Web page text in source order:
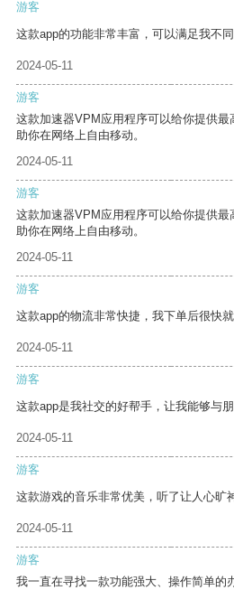
游客
这款app的功能非常丰富，可以满足我不同
2024-05-11
游客
这款加速器VPM应用程序可以给你提供
助你在网络上自由移动。
2024-05-11
游客
这款加速器VPM应用程序可以给你提供
助你在网络上自由移动。
2024-05-11
游客
这款app的物流非常快捷，我下单后很快就
2024-05-11
游客
这款app是我社交的好帮手，让我能够与
2024-05-11
游客
这款游戏的音乐非常优美，听了让人心旷
2024-05-11
游客
我一直在寻找一款功能强大、操作简单的